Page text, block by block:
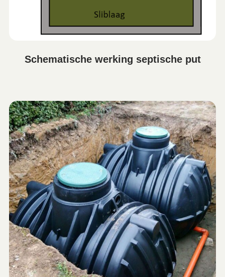
Schematische werking septische put